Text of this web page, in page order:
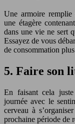
Une armoire remplie
une étagère
dans une vie ne sert
Essayez de vous
de consommation
5. Faire son
En faisant cela
journée avec le
cerveau à
prochaine période de